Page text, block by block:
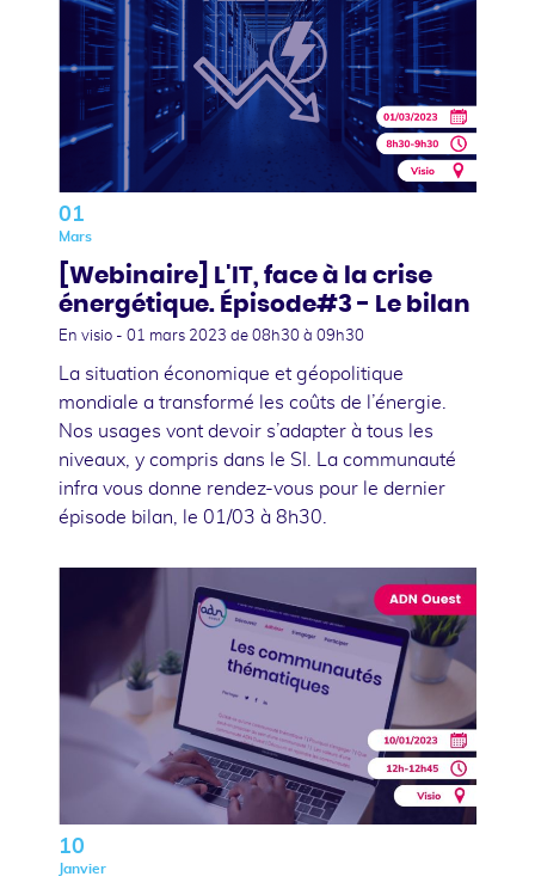
01
Mars
[Webinaire] L'IT, face à la crise
énergétique. Épisode#3 - Le bilan
En visio - 01 mars 2023 de 08h30 à 09h30
La situation économique et géopolitique
mondiale a transformé les coûts de l’énergie.
Nos usages vont devoir s’adapter à tous les
niveaux, y compris dans le SI. La communauté
infra vous donne rendez-vous pour le dernier
épisode bilan, le 01/03 à 8h30.
10
Janvier